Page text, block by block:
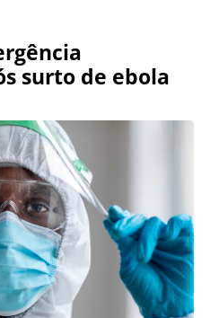
surto de ebola